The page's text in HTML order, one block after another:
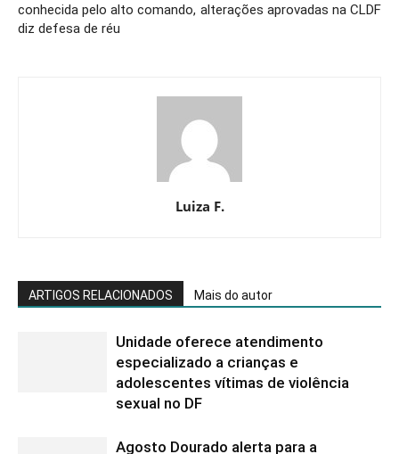
conhecida pelo alto comando,
diz defesa de réu
alterações aprovadas na CLDF
Luiza F.
ARTIGOS RELACIONADOS Mais do autor
Unidade oferece atendimento
especializado a crianças e
adolescentes vítimas de violência
sexual no DF
Agosto Dourado alerta para a